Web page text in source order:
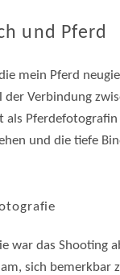
und Pferd
mein Pferd
Verbindung
als
und die tiefe
war das Shooting
sich bemerkbar